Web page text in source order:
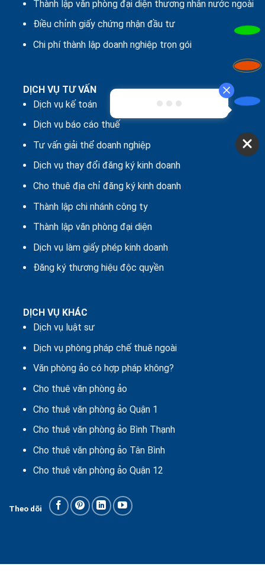
Thành lập văn phòng đại diện thương nhân nước ngoài
Điều chỉnh giấy chứng nhận đầu tư
Chi phí thành lập doanh nghiệp trọn gói
DỊCH VỤ TƯ VẤN
Dịch vụ kế toán
Dịch vụ báo cáo thuế
Tư vấn giải thể doanh nghiệp
Dịch vụ thay đổi đăng ký kinh doanh
Cho thuê địa chỉ đăng ký kinh doanh
Thành lập chi nhánh công ty
Thành lập văn phòng đại diện
Dịch vụ làm giấy phép kinh doanh
Đăng ký thương hiệu độc quyền
DỊCH VỤ KHÁC
Dịch vụ luật sư
Dịch vụ phòng pháp chế thuê ngoài
Văn phòng ảo có hợp pháp không?
Cho thuê văn phòng ảo
Cho thuê văn phòng ảo Quận 1
Cho thuê văn phòng ảo Bình Thạnh
Cho thuê văn phòng ảo Tân Bình
Cho thuê văn phòng ảo Quận 12
Theo dõi